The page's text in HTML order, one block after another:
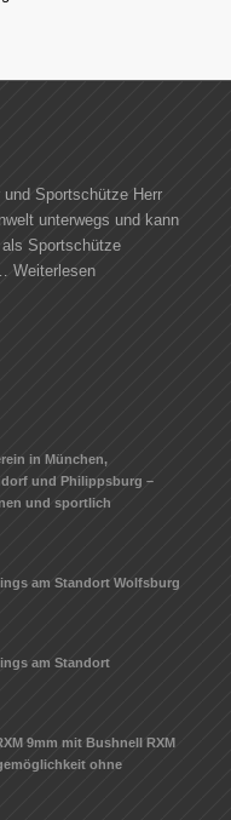
Sportschütze Herr
unterwegs und kann
Sportschütze
Weiterlesen
in München,
und Philippsburg –
und sportlich
am Standort Wolfsburg
am Standort
9mm mit Bushnell RXM
ohne